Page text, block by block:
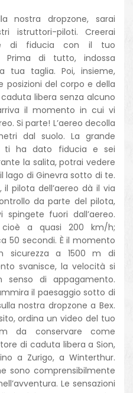
nostra dropzone, sarai
istruttori-piloti. Creerai
di fiducia con il tuo
Prima di tutto, indossa
tua taglia. Poi, insieme,
del corpo e della
libera senza alcuno
il momento in cui vi
Si parte! L’aereo decolla
dal suolo. La grande
ti ha dato fiducia e sei
la salita, potrai vedere
lago di Ginevra sotto di te.
pilota dell’aereo dà il via
da parte del pilota,
fuori dall’aereo.
a quasi 200 km/h;
50 secondi. È il momento
sicurezza a 1500 m di
svanisce, la velocità si
di appagamento.
il paesaggio sotto di
nostra dropzone a Bex.
ordina un video del tuo
da conservare come
di caduta libera a Sion,
a Zurigo, a Winterthur.
sono comprensibilmente
Le sensazioni